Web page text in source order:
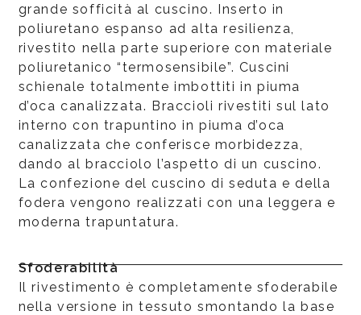
grande sofficità al cuscino. Inserto in
poliuretano espanso ad alta resilienza,
rivestito nella parte superiore con materiale
poliuretanico “termosensibile”. Cuscini
schienale totalmente imbottiti in piuma
d’oca canalizzata. Braccioli rivestiti sul lato
interno con trapuntino in piuma d’oca
canalizzata che conferisce morbidezza,
dando al bracciolo l’aspetto di un cuscino.
La confezione del cuscino di seduta e della
fodera vengono realizzati con una leggera e
moderna trapuntatura.
Sfoderabilità
Il rivestimento è completamente sfoderabile
nella versione in tessuto smontando la base